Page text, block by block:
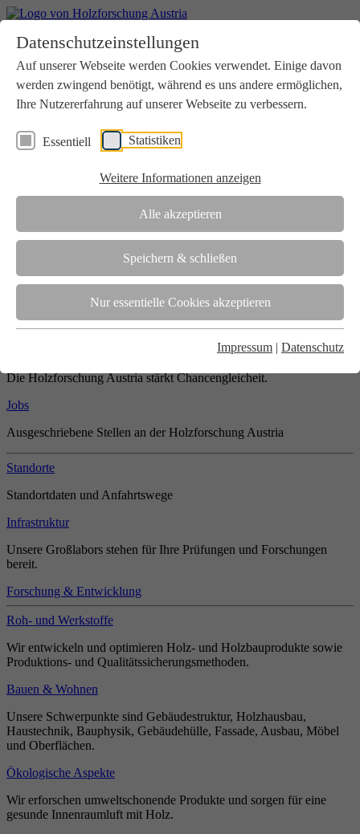
Datenschutzeinstellungen
Auf unserer Webseite werden Cookies verwendet. Einige davon
werden zwingend benötigt, während es uns andere ermöglichen,
Ihre Nutzererfahrung auf unserer Webseite zu verbessern.
Essentiell Statistiken
Weitere Informationen anzeigen
Alle akzeptieren
Speichern & schließen
Nur essentielle Cookies akzeptieren
Impressum | Datenschutz
Aktuelles
Downloads
Kontakt
Login
Verein
Wir unterstützen die Interessen der Holzbranche in enger
Zusammenarbeit mit Wissenschaft und Wirtschaft.
Die Holzforschung Austria ist akkreditierte Prüf-, Inspektions- und
Team
Unsere gesamte Kompetenz ist in unseren Mitarbeiter:innen
gebündelt
Die Holzforschung Austria stärkt Chancengleicheit.
Jobs
Ausgeschriebene Stellen an der Holzforschung Austria
Standorte
Standortdaten und Anfahrtswege
Infrastruktur
Unsere Großlabors stehen für Ihre Prüfungen und Forschungen
bereit.
Forschung & Entwicklung
Roh- und Werkstoffe
Wir entwickeln und optimieren Holz- und Holzbauprodukte sowie
Produktions- und Qualitätssicherungsmethoden.
Bauen & Wohnen
Unsere Schwerpunkte sind Gebäudestruktur, Holzhausbau,
Haustechnik, Bauphysik, Gebäudehülle, Fassade, Ausbau, Möbel
und Oberflächen.
Ökologische Aspekte
Wir erforschen umweltschonende Produkte und sorgen für eine
gesunde Innenraumluft mit Holz.